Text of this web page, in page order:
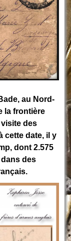
au Nord-
la frontière
des
cette date, il y
dont 2.575
des